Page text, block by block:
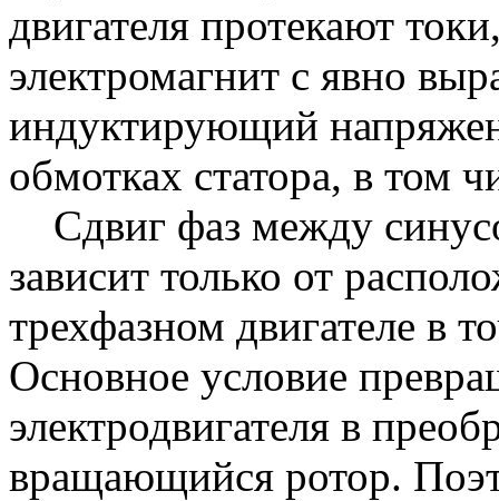
двигателя протекают
электромагнит с явно
индуктирующий
обмотках статора, в том
Сдвиг фаз между
зависит только от
трехфазном двигателе в
Основное условие
электродвигателя в
вращающийся ротор.